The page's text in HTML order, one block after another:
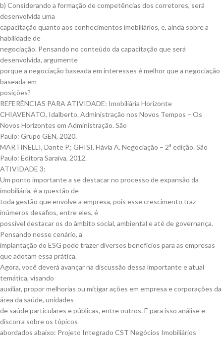
b) Considerando a formação de competências dos corretores, será
desenvolvida uma
capacitação quanto aos conhecimentos imobiliários, e, ainda sobre a
habilidade de
negociação. Pensando no conteúdo da capacitação que será
desenvolvida, argumente
porque a negociação baseada em interesses é melhor que a negociação
baseada em
posições?
REFERÊNCIAS PARA ATIVIDADE: Imobiliária Horizonte
CHIAVENATO, Idalberto. Administração nos Novos Tempos – Os
Novos Horizontes em Administração. São
Paulo: Grupo GEN, 2020.
MARTINELLI, Dante P.; GHISI, Flávia A. Negociação – 2ª edição. São
Paulo: Editora Saraiva, 2012.
ATIVIDADE 3:
Um ponto importante a se destacar no processo de expansão da
imobiliária, é a questão de
toda gestão que envolve a empresa, pois esse crescimento traz
inúmeros desafios, entre eles, é
possível destacar os do âmbito social, ambiental e até de governança.
Pensando nesse cenário, a
implantação do ESG pode trazer diversos benefícios para as empresas
que adotam essa prática.
Agora, você deverá avançar na discussão dessa importante e atual
temática, visando
auxiliar, propor melhorias ou mitigar ações em empresa e corporações da
área da saúde, unidades
de saúde particulares e públicas, entre outros. E para isso análise e
discorra sobre os tópicos
abordados abaixo: Projeto Integrado CST Negócios Imobiliários